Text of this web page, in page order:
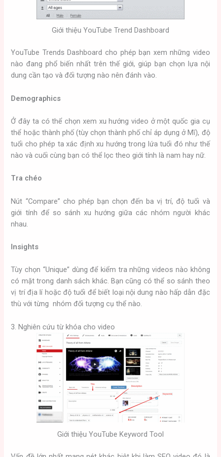
Giới thiệu YouTube Trend Dashboard
YouTube Trends Dashboard cho phép bạn xem những video
nào đang phổ biến nhất trên thế giới, giúp bạn chọn lựa nội
dung cần tạo và đối tượng nào nên đánh vào.
Demographics
Ở đây ta có thể chọn xem xu hướng video ở một quốc gia cụ
thể hoặc thành phố (tùy chọn thành phố chỉ áp dụng ở Mĩ), độ
tuổi cho phép ta xác định xu hướng trong lứa tuổi đó như thế
nào và cuối cùng bạn có thể lọc theo giới tính là nam hay nữ.
Tra chéo
Nút “Compare” cho phép bạn chọn đến ba vị trí, độ tuổi và
giới tính để so sánh xu hướng giữa các nhóm người khác
nhau.
Insights
Tùy chọn “Unique” dùng để kiểm tra những videos nào không
có mặt trong danh sách khác. Bạn cũng có thể so sánh theo
vị trí địa lí hoặc độ tuổi để biết loại nội dung nào hấp dẫn đặc
thù với từng nhóm đối tượng cụ thể nào.
3. Nghiên cứu từ khóa cho video
Giới thiệu YouTube Keyword Tool